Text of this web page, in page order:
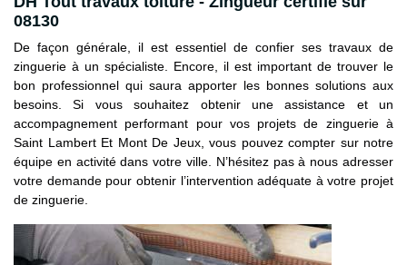
08130
De façon générale, il est essentiel de confier ses travaux de
zinguerie à un spécialiste. Encore, il est important de trouver le
bon professionnel qui saura apporter les bonnes solutions aux
besoins. Si vous souhaitez obtenir une assistance et un
accompagnement performant pour vos projets de zinguerie à
Saint Lambert Et Mont De Jeux, vous pouvez compter sur notre
équipe en activité dans votre ville. N’hésitez pas à nous adresser
votre demande pour obtenir l’intervention adéquate à votre projet
de zinguerie.